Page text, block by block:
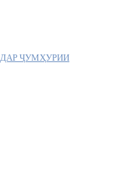
ҶУМҲУРИИ